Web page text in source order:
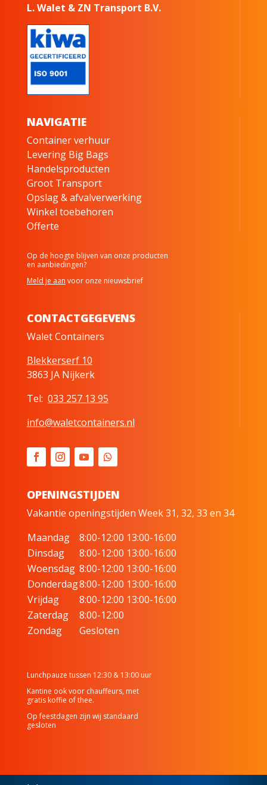
L. Walet & ZN Transport B.V.
NAVIGATIE
Container verhuur
Levering Big Bags
Handelsproducten
Groot Transport
Opslag & afvalverwerking
Winkel toebehoren
Offerte
Op de hoogte blijven van onze producten
en aanbiedingen?
Meld je aan voor onze nieuwsbrief
CONTACTGEGEVENS
Walet Containers
Blekkerserf 10
3863 JA Nijkerk
Tel: 033 257 13 95
info@waletcontainers.nl
OPENINGSTIJDEN
Vakantie openingstijden Week 31, 32, 33 en 34
Maandag
8:00-12:00 13:00-16:00
Dinsdag
8:00-12:00 13:00-16:00
Woensdag 8:00-12:00 13:00-16:00
Donderdag8:00-12:00 13:00-16:00
Vrijdag
8:00-12:00 13:00-16:00
Zaterdag
8:00-12:00
Zondag
Gesloten
Lunchpauze tussen 12:30 & 13:00 uur
Kantine ook voor chauffeurs, met
gratis koffie of thee.
Op feestdagen zijn wij standaard
gesloten